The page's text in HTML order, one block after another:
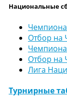
Национальные
Отбор на
Отбор на
Лига
Турнирные